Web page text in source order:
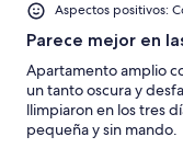
Aspectos positivos:
Parece mejor en
Apartamento amplio
un tanto oscura y
llimpiaron en los tres
pequeña y sin mando.